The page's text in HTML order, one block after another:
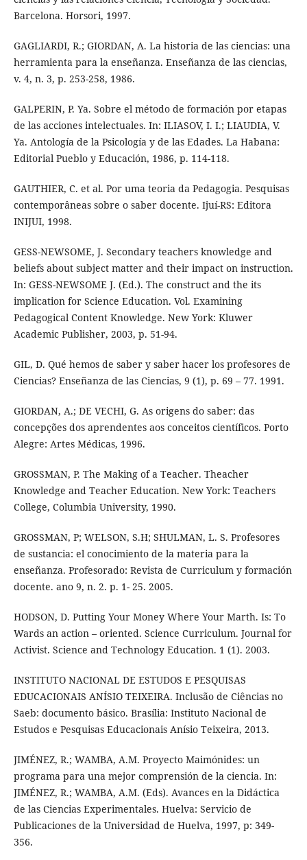
Barcelona. Horsori, 1997.
GAGLIARDI, R.; GIORDAN, A. La historia de las ciencias: una
herramienta para la enseñanza. Enseñanza de las ciencias,
v. 4, n. 3, p. 253-258, 1986.
GALPERIN, P. Ya. Sobre el método de formación por etapas
de las acciones intelectuales. In: ILIASOV, I. I.; LIAUDIA, V.
Ya. Antología de la Psicología y de las Edades. La Habana:
Editorial Pueblo y Educación, 1986, p. 114-118.
GAUTHIER, C. et al. Por uma teoria da Pedagogia. Pesquisas
contemporâneas sobre o saber docente. Ijuí-RS: Editora
INIJUI, 1998.
GESS-NEWSOME, J. Secondary teachers knowledge and
beliefs about subject matter and their impact on instruction.
In: GESS-NEWSOME J. (Ed.). The construct and the its
implication for Science Education. Vol. Examining
Pedagogical Content Knowledge. New York: Kluwer
Academic Publisher, 2003, p. 51-94.
GIL, D. Qué hemos de saber y saber hacer los profesores de
Ciencias? Enseñanza de las Ciencias, 9 (1), p. 69 – 77. 1991.
GIORDAN, A.; DE VECHI, G. As origens do saber: das
concepções dos aprendentes aos conceitos científicos. Porto
Alegre: Artes Médicas, 1996.
GROSSMAN, P. The Making of a Teacher. Theacher
Knowledge and Teacher Education. New York: Teachers
College, Columbia University, 1990.
GROSSMAN, P; WELSON, S.H; SHULMAN, L. S. Profesores
de sustancia: el conocimiento de la materia para la
enseñanza. Profesorado: Revista de Curriculum y formación
docente. ano 9, n. 2. p. 1- 25. 2005.
HODSON, D. Putting Your Money Where Your Marth. Is: To
Wards an action – oriented. Science Curriculum. Journal for
Activist. Science and Technology Education. 1 (1). 2003.
INSTITUTO NACIONAL DE ESTUDOS E PESQUISAS
EDUCACIONAIS ANÍSIO TEIXEIRA. Inclusão de Ciências no
Saeb: documento básico. Brasília: Instituto Nacional de
Estudos e Pesquisas Educacionais Anísio Teixeira, 2013.
JIMÉNEZ, R.; WAMBA, A.M. Proyecto Maimónides: un
programa para una mejor comprensión de la ciencia. In:
JIMÉNEZ, R.; WAMBA, A.M. (Eds). Avances en la Didáctica
de las Ciencias Experimentales. Huelva: Servicio de
Publicaciones de la Universidad de Huelva, 1997, p: 349-
356.